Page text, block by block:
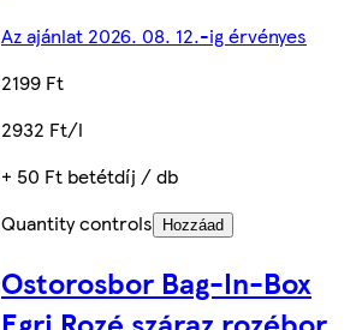
Az ajánlat 2026. 08. 12.-ig érvényes
2199 Ft
2932 Ft/l
+ 50 Ft betétdíj / db
Quantity controls
Hozzáad
Ostorosbor Bag-In-Box